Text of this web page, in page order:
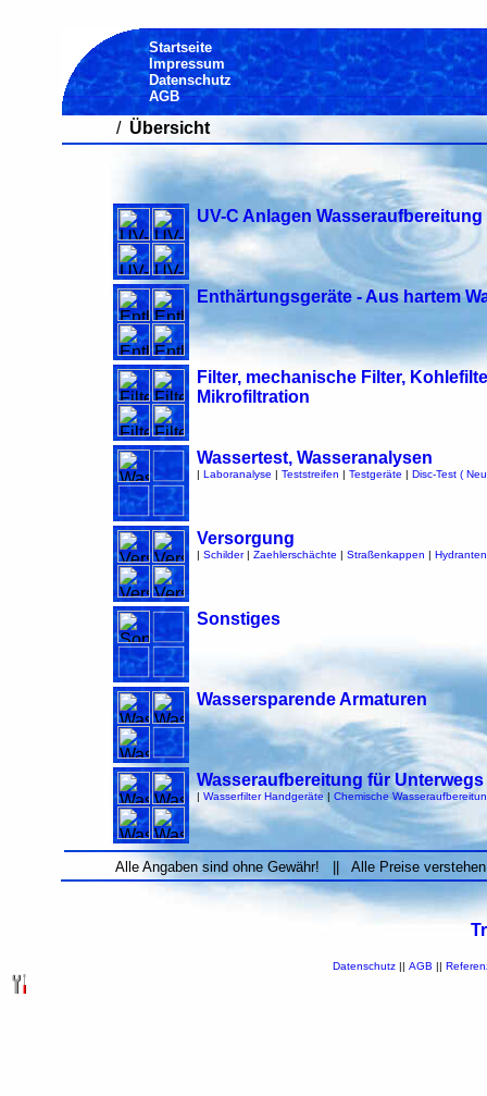
Startseite
Impressum
Datenschutz
AGB
/ Übersicht
UV-C Anlagen
Enthärtungsgeräte - Aus hartem
Filter, mechanische Filter,
Mikrofiltration
Wassertest, Wasseranalysen
| Laboranalyse | Teststreifen | Testgeräte | Disc-Test (
Versorgung
| Schilder| Zaehlerschächte | Straßenkappen | Hydranten
Sonstiges
Wassersparende Armaturen
Wasseraufbereitung für Unterwegs
| Wasserfilter Handgeräte| Chemische
Alle Angaben sind ohne Gewähr! || Alle Preise
Datenschutz|| AGB ||